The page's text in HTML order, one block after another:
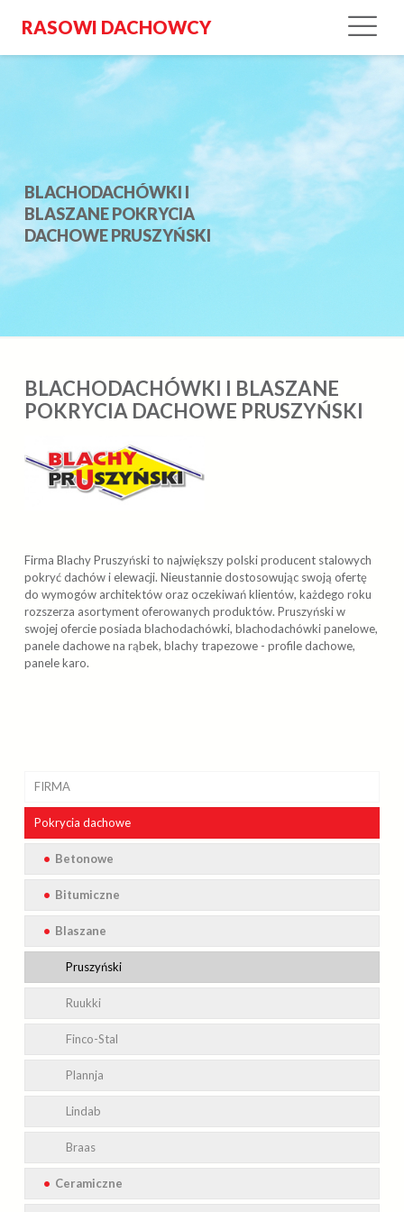
RASOWI DACHOWCY
BLACHODACHÓWKI I
BLASZANE POKRYCIA
DACHOWE PRUSZYŃSKI
BLACHODACHÓWKI I BLASZANE
POKRYCIA DACHOWE PRUSZYŃSKI
Firma Blachy Pruszyński to największy polski producent stalowych
pokryć dachów i elewacji. Nieustannie dostosowując swoją ofertę
do wymogów architektów oraz oczekiwań klientów, każdego roku
rozszerza asortyment oferowanych produktów. Pruszyński w
swojej ofercie posiada blachodachówki, blachodachówki panelowe,
panele dachowe na rąbek, blachy trapezowe - profile dachowe,
panele karo.
FIRMA
Realizacje
Kosztorys i obmiary dachu
Galeria
Obsługa inwestycji
Sklep internetowy
Polityka prywatności
Pokrycia dachowe
Betonowe
Braas
Bitumiczne
Icopal
Blaszane
Pruszyński
Ruukki
Finco-Stal
Plannja
Lindab
Braas
Ceramiczne